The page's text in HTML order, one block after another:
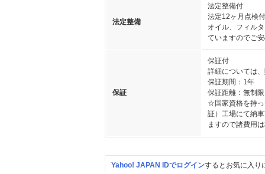
法定整備
法定整備付
法定12ヶ月点検
オイル、フィル
ていますのでご
保証
保証付
詳細については
保証期間：1年
保証距離：無制限
☆国家資格を持っ
証）工場にて納
ますので諸費用
Yahoo! JAPAN IDでログインするとお気に入り